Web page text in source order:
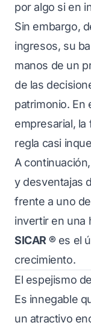
por algo si en
Sin embargo,
ingresos, su
manos de un
de las
patrimonio. En
empresarial, la
regla casi
A
y desventajas
frente a uno
invertir en una
SICAR ® es el
crecimiento.
El espejismo
Es innegable
un atractivo